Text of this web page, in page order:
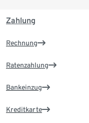
Zahlung
Rechnung
Ratenzahlung
Bankeinzug
Kreditkarte